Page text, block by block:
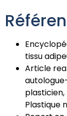
tissu
Article
plasticien,
Plastique